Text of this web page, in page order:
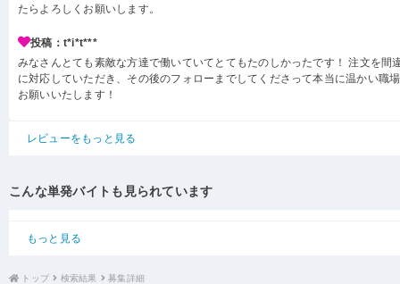
たらよろしくお願いします。
投稿：t*i*t***
みなさんとても素敵な方達で働いていてとてもたのしかったです！ 注文を間
に対応していただき、その後のフォローまでしてくださって本当に温かい職
お願いいたします！
レビューをもっと見る
こんな単発バイトも見られています
もっと見る
トップ 検索結果 募集詳細